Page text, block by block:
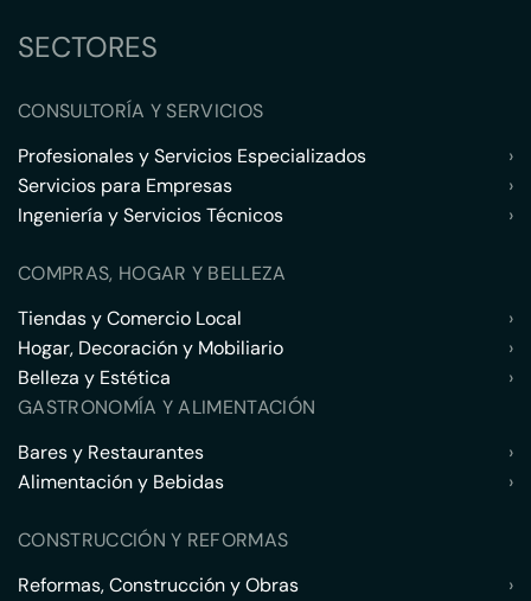
SECTORES
CONSULTORÍA Y SERVICIOS
Profesionales y Servicios Especializados
›
Servicios para Empresas
›
Ingeniería y Servicios Técnicos
›
COMPRAS, HOGAR Y BELLEZA
Tiendas y Comercio Local
›
Hogar, Decoración y Mobiliario
›
Belleza y Estética
›
GASTRONOMÍA Y ALIMENTACIÓN
Bares y Restaurantes
›
Alimentación y Bebidas
›
CONSTRUCCIÓN Y REFORMAS
Reformas, Construcción y Obras
›